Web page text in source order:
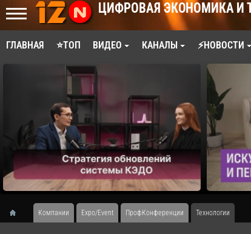
ЦИФРОВАЯ ЭКОНОМИКА И
ГЛАВНАЯ ⭐ТОП ВИДЕО КАНАЛЫ ⚡НОВОСТИ
Компании Expo/Event ПрофКонференции Технологии